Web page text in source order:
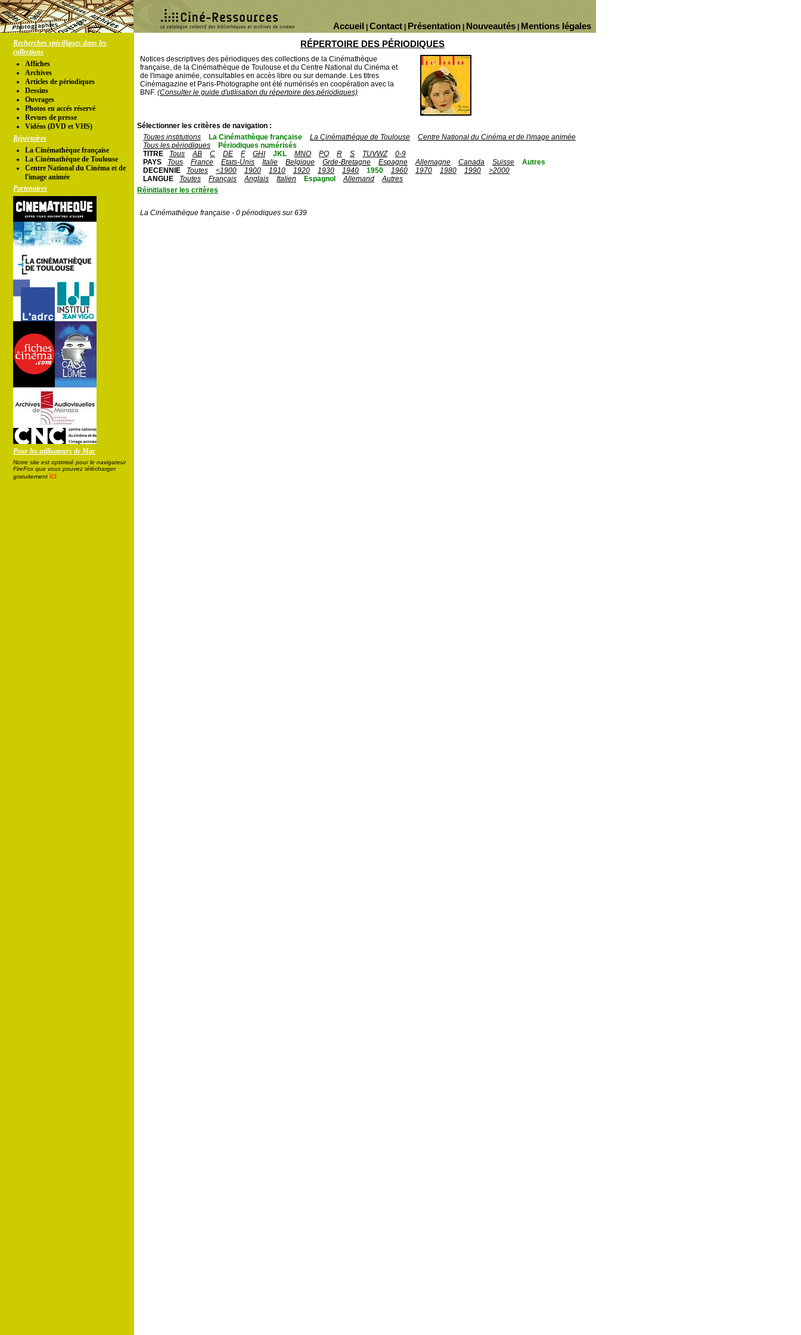
Mentions légales
Nouveautés
Présentation
Contact
Accueil
Recherches spécifiques dans les
collections
Affiches
Archives
Articles de périodiques
Dessins
Ouvrages
Photos en accés réservé
Revues de presse
Vidéos (DVD et VHS)
Répertoires
La Cinémathèque française
La Cinémathèque de Toulouse
Centre National du Cinéma et de
l'image animée
Partenaires
Pour les utilisateurs de Mac
Notre site est optimisé pour le navigateur
FireFox que vous pouvez télécharger
gratuitement ici
RÉPERTOIRE DES PÉRIODIQUES
Notices descriptives des périodiques des collections de la Cinémathèque
française, de la Cinémathèque de Toulouse et du Centre National du Cinéma et
de l'image animée, consultables en accès libre ou sur demande. Les titres
Cinémagazine et Paris-Photographe ont été numérisés en coopération avec la
BNF. (Consulter le guide d'utilisation du répertoire des périodiques)
Sélectionner les critères de navigation :
Toutes institutions
La Cinémathèque française La Cinémathèque de Toulouse
Centre National du Cinéma et de l'image animée
Tous les périodiques
Périodiques numérisés
TITRE
Tous AB C DE F GHI JKL MNO PQ R S TUVWZ
0-9
PAYS
Tous France Etats-Unis Italie Belgique Grde-Bretagne Espagne Allemagne Canada Suisse
Autres
DECENNIE
Toutes <1900 1900 1910 1920 1930 1940 1950 1960 1970 1980 1990
>2000
LANGUE
Toutes Français Anglais Italien Espagnol Allemand
Autres
Réinitialiser les critères
La Cinémathèque française - 0 périodiques sur 639